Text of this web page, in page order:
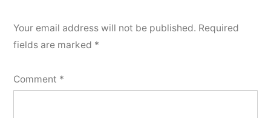
Your email address will not be published. Required
fields are marked *
Comment *